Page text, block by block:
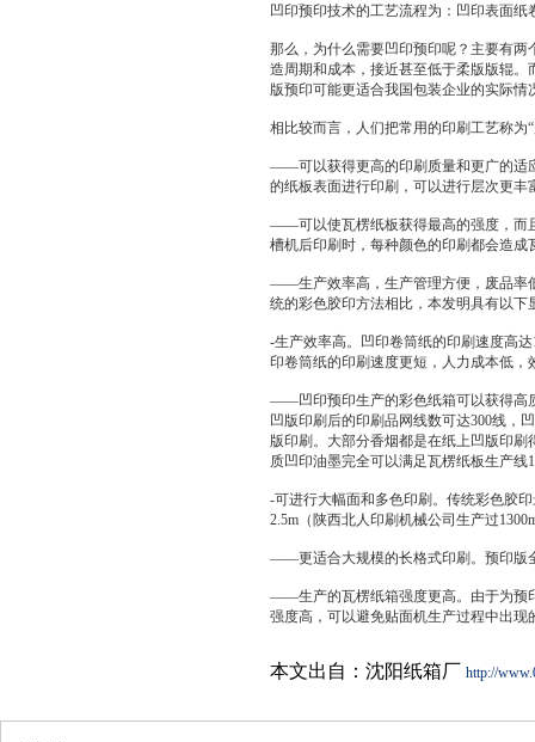
凹印预印技术的工艺流程为：凹印表面
那么，为什么需要凹印预印呢？主要有
造周期和成本，接近甚至低于柔版版辊
版预印可能更适合我国包装企业的实际情
相比较而言，人们把常用的印刷工艺称为
——可以获得更高的印刷质量和更广的适
的纸板表面进行印刷，可以进行层次更
——可以使瓦楞纸板获得最高的强度，而
槽机后印刷时，每种颜色的印刷都会造
——生产效率高，生产管理方便，废品率
统的彩色胶印方法相比，本发明具有以下
-生产效率高。凹印卷筒纸的印刷速度高
印卷筒纸的印刷速度更短，人力成本低，
——凹印预印生产的彩色纸箱可以获得高
凹版印刷后的印刷品网线数可达300线，
版印刷。大部分香烟都是在纸上凹版印
质凹印油墨完全可以满足瓦楞纸板生产
-可进行大幅面和多色印刷。传统彩色胶
2.5m（陕西北人印刷机械公司生产过
——更适合大规模的长格式印刷。预印版
——生产的瓦楞纸箱强度更高。由于为预
强度高，可以避免贴面机生产过程中出
本文出自：沈阳纸箱厂 http://